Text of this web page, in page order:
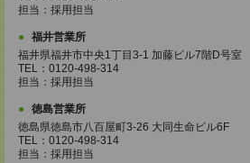
担当：採用担当
福井営業所
福井県福井市中央1丁目3-1 加藤ビル7階D号室
TEL：0120-498-314
担当：採用担当
徳島営業所
徳島県徳島市八百屋町3-26 大同生命ビル6F
TEL：0120-498-314
担当：採用担当